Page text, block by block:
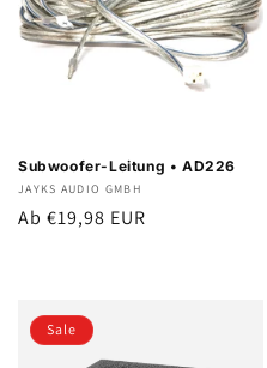
Subwoofer-Leitung • AD226
Anbieter:
JAYKS AUDIO GMBH
Normaler
Ab €19,98 EUR
Sale